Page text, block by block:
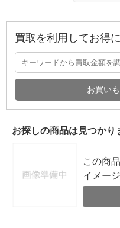
買取を利用してお得
お買い
お探しの商品は見つかり
この商
イメー